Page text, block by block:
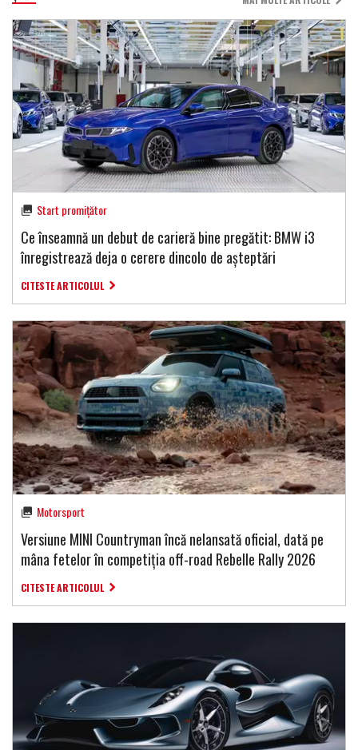
Start promițător
Ce înseamnă un debut de carieră bine pregătit: BMW i3
înregistrează deja o cerere dincolo de așteptări
CITESTE ARTICOLUL
Motorsport
Versiune MINI Countryman încă nelansată oficial, dată pe
mâna fetelor în competiția off-road Rebelle Rally 2026
CITESTE ARTICOLUL